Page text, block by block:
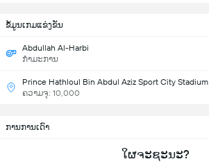
ຂ້ໍມູນເກມແຂ່ງຂັນ
Abdullah Al-Harbi
ກຳມະການ
Prince Hathloul Bin Abdul Aziz Sport City Stadium
ຄວາມຈຸ: 10,000
ການການເດົາ
ໃຜຈະຊະນະ?